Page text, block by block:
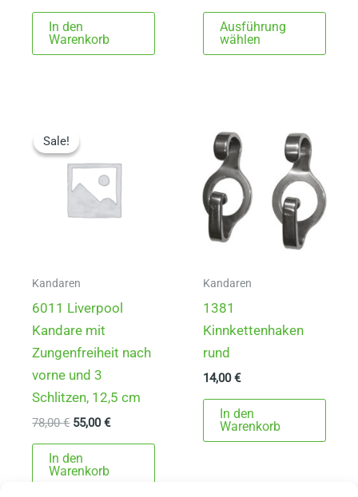
In den
Warenkorb
Ausführung
wählen
weist
Sale!
Sale!
Kandaren
6011 Liverpool
Kandare mit
Zungenfreiheit nach
vorne und 3
Schlitzen, 12,5 cm
78,00€ Ursprünglicher
war:
78,00 €
55,00€Aktueller
In den
Warenkorb
Kandaren
1381
Kinnkettenhaken
rund
14,00€
In den
Warenkorb